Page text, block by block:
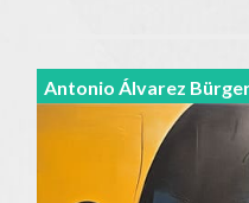
Antonio Álvarez